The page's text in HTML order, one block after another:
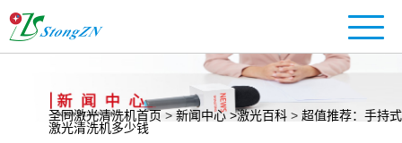
圣同激光清洗机首页 > 新闻中心 >激光百科> 超值推荐：手持式
激光清洗机多少钱